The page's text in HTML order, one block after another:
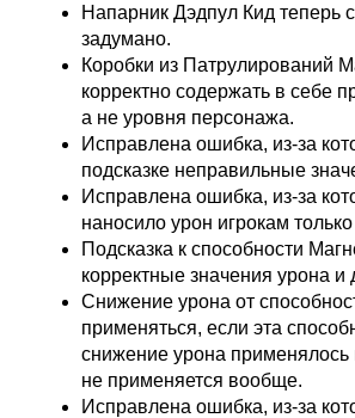
Напарник Дэдпул Кид теперь
задумано.
Коробки из Патрулирований
корректно содержать в себе
а не уровня персонажа.
Исправлена ошибка, из-за
подсказке неправильные
Исправлена ошибка, из-за
наносило урон игрокам
Подсказка к способности
корректные значения урона
Снижение урона от
применяться, если эта
снижение урона применялось
не применяется вообще.
Исправлена ошибка, из-за